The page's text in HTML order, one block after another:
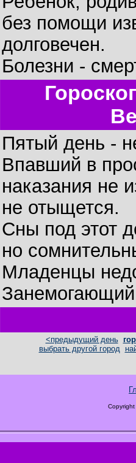
без помощи
долговечен.
Болезни -
Пятый день -
Впавший в
наказания не
не отыщется.
Сны под этот
но
Младенцы
Занемогающий
<предыдущий день
выбрать другой город